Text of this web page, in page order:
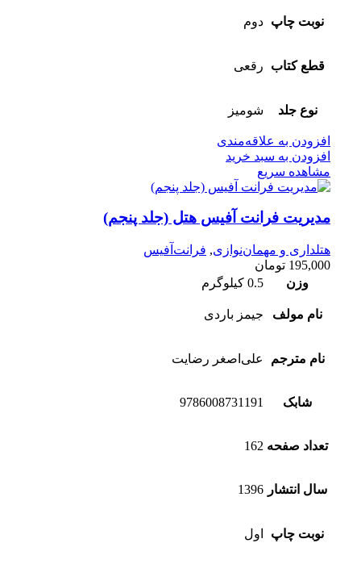
نوبت چاپ دوم
قطع کتاب رقعی
نوع جلد شومیز
افزودن به علاقه‌مندی
افزودن به سبد خرید
مشاهده سریع
مدیریت فرانت آفیس هتل (جلد پنجم)
هتلداری و مهمان‌نوازی, فرانت‌آفیس
195,000 تومان
وزن
0.5 کیلوگرم
نام مولف جیمز باردی
نام مترجم علی‌اصغر رضایت
شابک 9786008731191
تعداد صفحه 162
سال انتشار 1396
نوبت چاپ اول